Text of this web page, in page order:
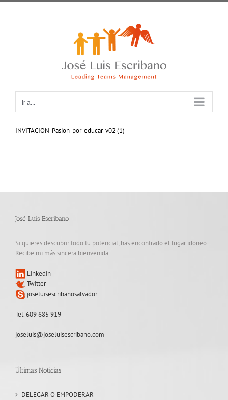
Saltar
al
Ir a...
INVITACION_Pasion_por_educar_v02 (1)
José Luis Escribano
Si quieres descubrir todo tu potencial, has encontrado el lugar idoneo.
Recibe mi más sincera bienvenida.
Linkedin
Twitter
joseluisescribanosalvador
Tel. 609 685 919
joseluis@joseluisescribano.com
Últimas Noticias
DELEGAR O EMPODERAR